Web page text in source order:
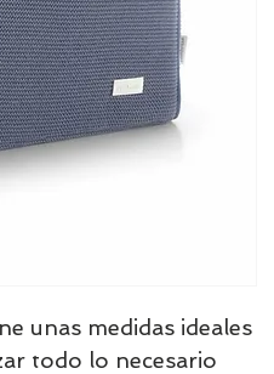
unas medidas ideales
todo lo necesario